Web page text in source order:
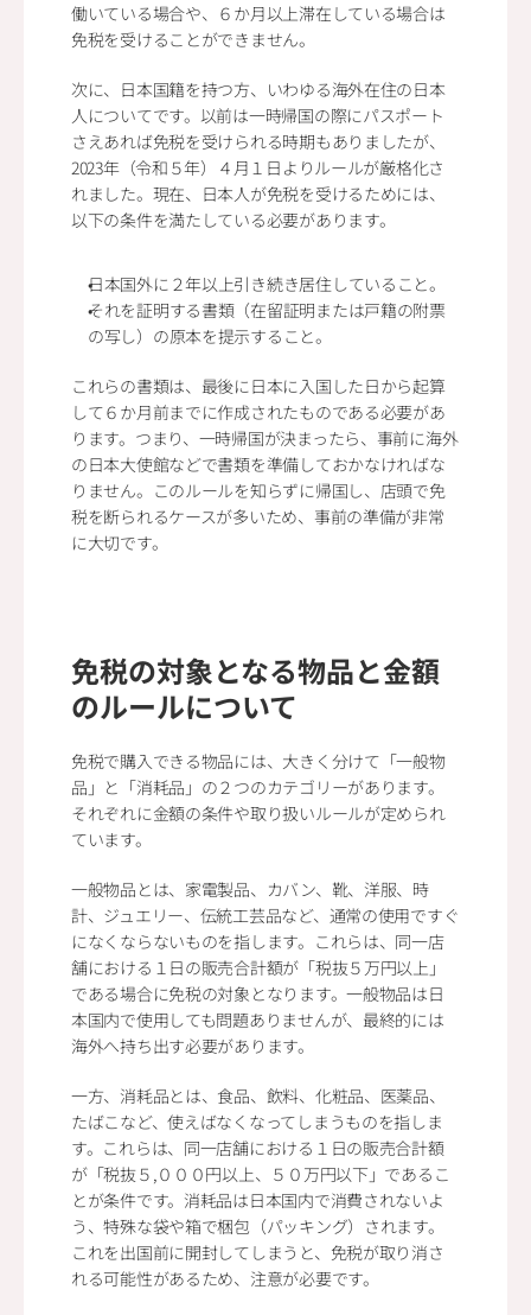
働いている場合や、６か月以上滞在している場合は
免税を受けることができません。
次に、日本国籍を持つ方、いわゆる海外在住の日本
人についてです。以前は一時帰国の際にパスポート
さえあれば免税を受けられる時期もありましたが、
2023年（令和５年）４月１日よりルールが厳格化さ
れました。現在、日本人が免税を受けるためには、
以下の条件を満たしている必要があります。
日本国外に２年以上引き続き居住していること。
それを証明する書類（在留証明または戸籍の附票
の写し）の原本を提示すること。
これらの書類は、最後に日本に入国した日から起算
して６か月前までに作成されたものである必要があ
ります。つまり、一時帰国が決まったら、事前に海外
の日本大使館などで書類を準備しておかなければな
りません。このルールを知らずに帰国し、店頭で免
税を断られるケースが多いため、事前の準備が非常
に大切です。
免税の対象となる物品と金額
のルールについて
免税で購入できる物品には、大きく分けて「一般物
品」と「消耗品」の２つのカテゴリーがあります。
それぞれに金額の条件や取り扱いルールが定められ
ています。
一般物品とは、家電製品、カバン、靴、洋服、時
計、ジュエリー、伝統工芸品など、通常の使用ですぐ
になくならないものを指します。これらは、同一店
舗における１日の販売合計額が「税抜５万円以上」
である場合に免税の対象となります。一般物品は日
本国内で使用しても問題ありませんが、最終的には
海外へ持ち出す必要があります。
一方、消耗品とは、食品、飲料、化粧品、医薬品、
たばこなど、使えばなくなってしまうものを指しま
す。これらは、同一店舗における１日の販売合計額
が「税抜５,０００円以上、５０万円以下」であるこ
とが条件です。消耗品は日本国内で消費されないよ
う、特殊な袋や箱で梱包（パッキング）されます。
これを出国前に開封してしまうと、免税が取り消さ
れる可能性があるため、注意が必要です。